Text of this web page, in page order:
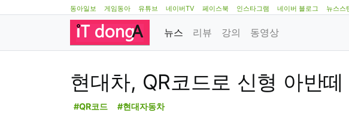
동아일보 게임동아 유튜브 네이버TV 페이스북 인스타그램 네이버 블로그 뉴스스
뉴스 리뷰 강의 동영상
현대차, QR코드로 신형 아반
#QR코드 #현대자동차